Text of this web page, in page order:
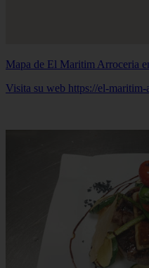
Mapa de El Maritim Arroceria
Visita su web https://el-